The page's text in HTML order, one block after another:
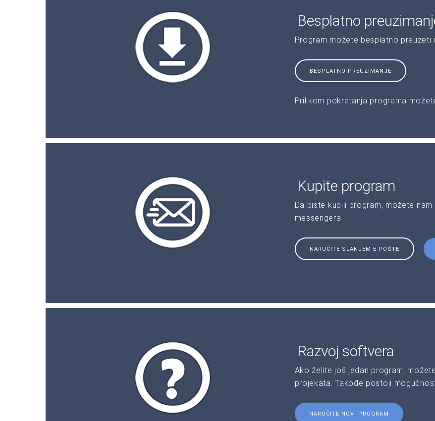
Besplatno
Program možete besplatno
BESPLATNO PREUZIMANJE
Prilikom pokretanja programa
Kupite program
Da biste kupili program, možete
messengera
NARUČITE SLANJEM E-POŠTE
Razvoj softvera
Ako želite još jedan program,
projekata. Takođe postoji
NARUČITE NOVI PROGRAM